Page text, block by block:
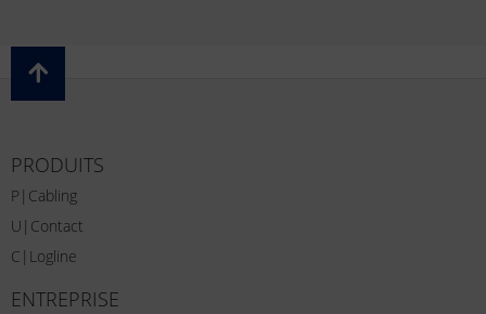
PRODUITS
P|Cabling
U|Contact
C|Logline
ENTREPRISE